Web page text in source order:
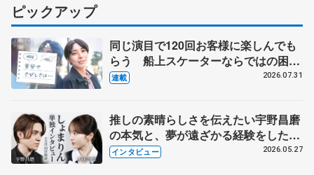
ピックアップ
同じ演目で120回お客様に楽しんでも
らう 船上スケーターならではの困難
とは 影響あったPIW前キャプテン松
連載 2026.07.31
推しの素晴らしさを伝えたい宇野昌磨
の本気と、夢が遠ざかる経験をした本
田真凜の覚悟
インタビュー 2026.05.27